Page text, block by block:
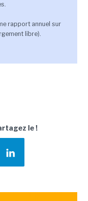
rapport annuel sur
libre).
le !